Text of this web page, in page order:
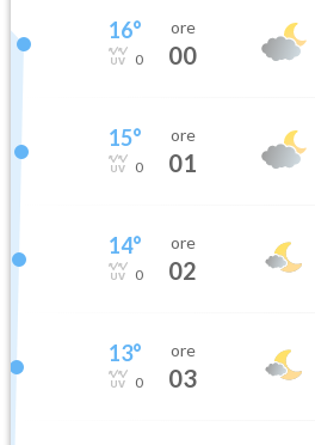
16°
0
ore
00
15°
0
ore
01
14°
0
ore
02
13°
0
ore
03